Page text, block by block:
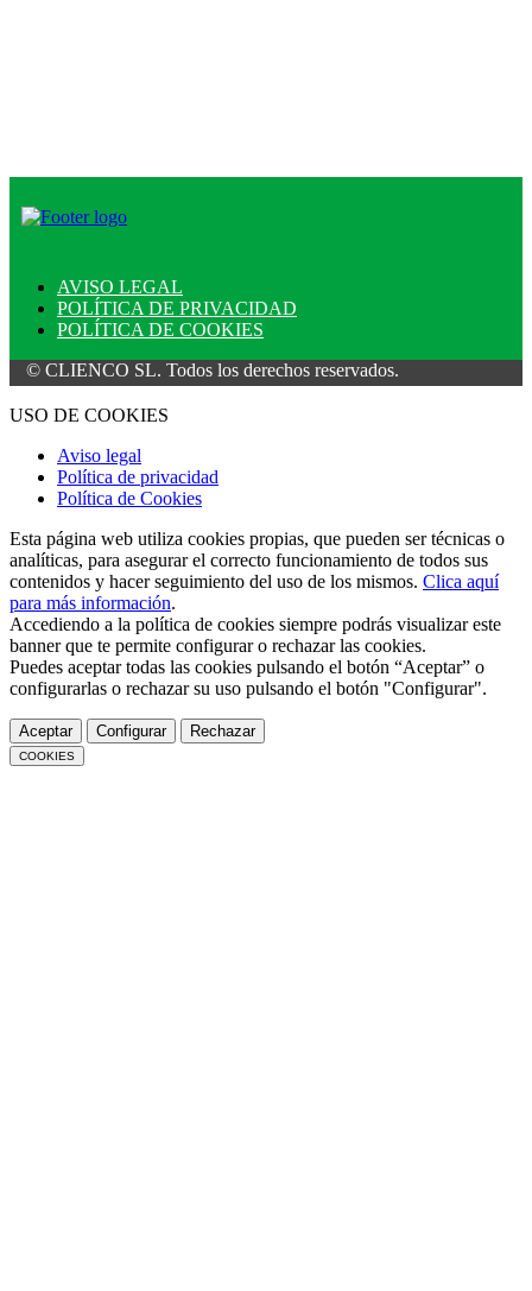
AVISO LEGAL
POLÍTICA DE PRIVACIDAD
POLÍTICA DE COOKIES
SL. Todos los derechos reservados.
USO DE COOKIES
Aviso legal
Política de privacidad
Política de Cookies
Esta página web utiliza cookies propias, que pueden ser técnicas o
analíticas, para asegurar el correcto funcionamiento de todos sus
contenidos y hacer seguimiento del uso de los mismos. Clica aquí
para más información.
Accediendo a la política de cookies siempre podrás visualizar este
banner que te permite configurar o rechazar las cookies.
Puedes aceptar todas las cookies pulsando el botón “Aceptar” o
configurarlas o rechazar su uso pulsando el botón "Configurar".
Aceptar Configurar Rechazar
COOKIES